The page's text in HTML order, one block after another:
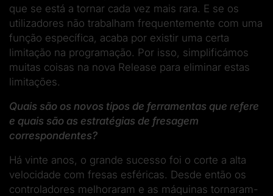
que se está a tornar cada vez mais rara. E se os
utilizadores não trabalham frequentemente com uma
função específica, acaba por existir uma certa
limitação na programação. Por isso, simplificámos
muitas coisas na nova Release para eliminar estas
limitações.
Quais são os novos tipos de ferramentas que refere
e quais são as estratégias de fresagem
correspondentes?
Há vinte anos, o grande sucesso foi o corte a alta
velocidade com fresas esféricas. Desde então os
controladores melhoraram e as máquinas tornaram-